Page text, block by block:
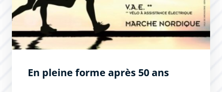
En pleine forme après 50 ans